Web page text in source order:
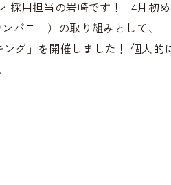
採用担当の岩崎です！ 4月初
パニー）の取り組みとして、
ング」を開催しました！ 個人的